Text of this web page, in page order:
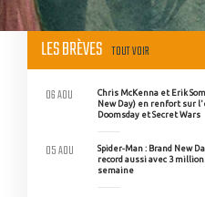
LES BRÈVES TOUT VOIR
Chris McKenna et Erik
New Day) en renfort sur
Doomsday et Secret Wars
06 AOU
Spider-Man : Brand New
record aussi avec 3
semaine
05 AOU